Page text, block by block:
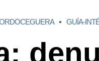
GUÍA-